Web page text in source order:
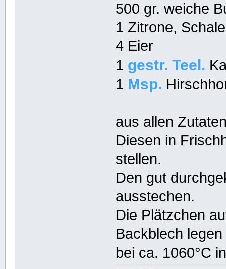
500 gr. weiche
1 Zitrone,
4 Eier
1 gestr. Teel.
1 Msp.
aus allen
Diesen in
stellen.
Den gut
ausstechen.
Die Plätzchen
Backblech
bei ca. 1060°C